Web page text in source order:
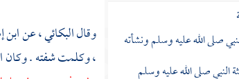
صلى الله عليه وسلم ونشأته
النبي صلى الله عليه وسلم
وقالالبكائي ،عن
، وكلمت شفته . وكان